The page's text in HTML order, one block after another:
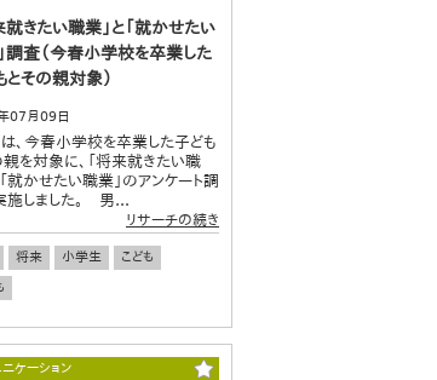
就きたい職業」と「就かせたい
調査（今春小学校を卒業した
とその親対象）
07月09日
は、今春小学校を卒業した子ども
親を対象に、「将来就きたい職
就かせたい職業」のアンケート調
施しました。 男...
リサーチの続き
将来 小学生
こども
ニケーション